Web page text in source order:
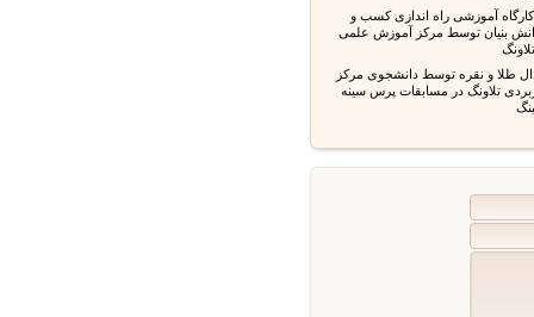
آموزشی راه اندازی کسب و
بنیان توسط مرکز آموزش علمی
و نقره توسط دانشجوی مرکز
تلاونگ در مسابقات پرس سینه